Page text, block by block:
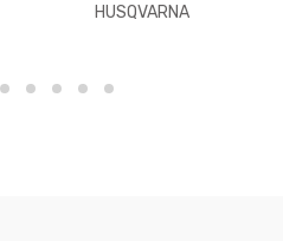
era:
è:
HUSQVARNA